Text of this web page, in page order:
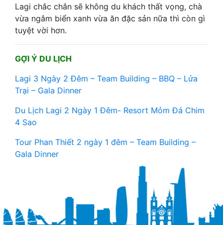
Lagi chắc chắn sẽ không du khách thất vọng, chà
vừa ngắm biển xanh vừa ăn đặc sản nữa thì còn gì
tuyệt vời hơn.
GỢI Ý DU LỊCH
Lagi 3 Ngày 2 Đêm – Team Building – BBQ – Lửa
Trại – Gala Dinner
Du Lịch Lagi 2 Ngày 1 Đêm- Resort Mỏm Đá Chim
4 Sao
Tour Phan Thiết 2 ngày 1 đêm – Team Building –
Gala Dinner